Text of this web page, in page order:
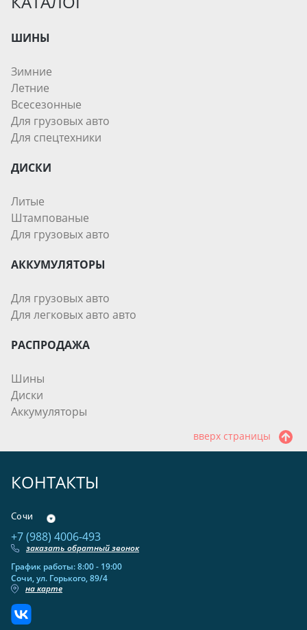
ШИНЫ
Зимние
Летние
Всесезонные
Для грузовых авто
Для спецтехники
ДИСКИ
Литые
Штампованые
Для грузовых авто
АККУМУЛЯТОРЫ
Для грузовых авто
Для легковых авто авто
РАСПРОДАЖА
Шины
Диски
Аккумуляторы
вверх страницы
КОНТАКТЫ
Сочи
+7 (988) 4006-493
заказать обратный звонок
График работы: 8:00 - 19:00
Сочи, ул. Горького, 89/4
на карте